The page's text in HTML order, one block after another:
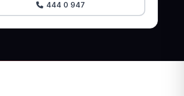
444 0 947